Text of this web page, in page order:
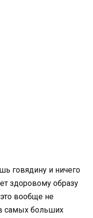
говядину и ничего
здоровому образу
вообще не
самых больших